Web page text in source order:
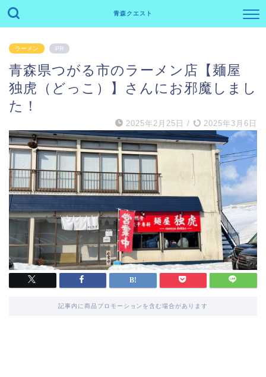
青森クエスト
ラーメン PR
青森県つがる市のラーメン店【麺屋
独虎（どっこ）】さんにお邪魔しまし
た！
2025年2月25日 / 2025年3月6日
記事内に商品プロモーションを含む場合があります